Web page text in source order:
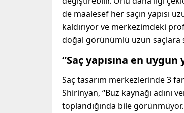
de maalesef her saçın yapısı
kaldırıyor ve merkezimdeki
doğal görünümlü uzun saçlara
“Saç yapısına en
Saç tasarım merkezlerinde 3
Shirinyan, “Buz kaynağı
toplandığında bile